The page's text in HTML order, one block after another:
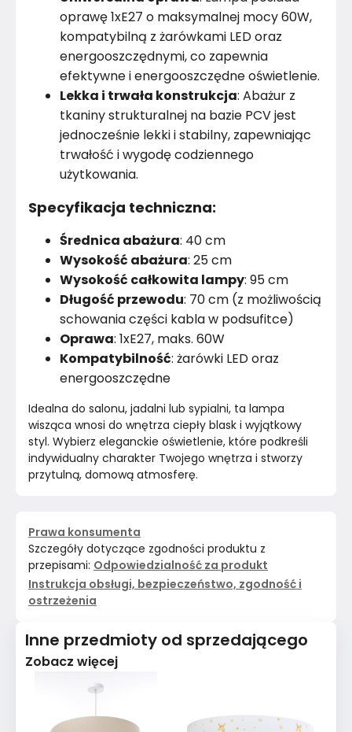
oprawę 1xE27 o maksymalnej mocy 60W,
kompatybilną z żarówkami LED oraz
energooszczędnymi, co zapewnia
efektywne i energooszczędne oświetlenie.
Lekka i trwała konstrukcja: Abażur z
tkaniny strukturalnej na bazie PCV jest
jednocześnie lekki i stabilny, zapewniając
trwałość i wygodę codziennego
użytkowania.
Specyfikacja techniczna:
Średnica abażura: 40 cm
Wysokość abażura: 25 cm
Wysokość całkowita lampy: 95 cm
Długość przewodu: 70 cm (z możliwością
schowania części kabla w podsufitce)
Oprawa: 1xE27, maks. 60W
Kompatybilność: żarówki LED oraz
energooszczędne
Idealna do salonu, jadalni lub sypialni, ta lampa
wisząca wnosi do wnętrza ciepły blask i wyjątkowy
styl. Wybierz eleganckie oświetlenie, które podkreśli
indywidualny charakter Twojego wnętrza i stworzy
przytulną, domową atmosferę.
Prawa konsumenta
Szczegóły dotyczące zgodności produktu z
przepisami: Odpowiedzialność za produkt
Instrukcja obsługi, bezpieczeństwo, zgodność i
ostrzeżenia
Inne przedmioty od sprzedającego
Zobacz więcej